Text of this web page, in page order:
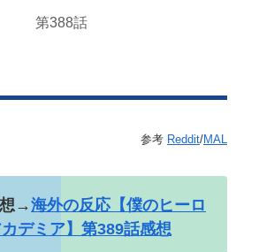
第388話
参考 Reddit/MAL
→海外の反応【僕のヒーロ
デミア】第389話感想